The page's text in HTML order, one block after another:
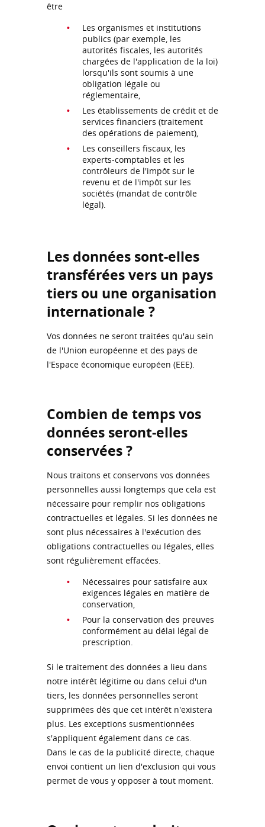
être
Les organismes et institutions
publics (par exemple, les
autorités fiscales, les autorités
chargées de l'application de la loi)
lorsqu'ils sont soumis à une
obligation légale ou
réglementaire,
Les établissements de crédit et de
services financiers (traitement
des opérations de paiement),
Les conseillers fiscaux, les
experts-comptables et les
contrôleurs de l'impôt sur le
revenu et de l'impôt sur les
sociétés (mandat de contrôle
légal).
Les données sont-elles
transférées vers un pays
tiers ou une organisation
internationale ?
Vos données ne seront traitées qu'au sein
de l'Union européenne et des pays de
l'Espace économique européen (EEE).
Combien de temps vos
données seront-elles
conservées ?
Nous traitons et conservons vos données
personnelles aussi longtemps que cela est
nécessaire pour remplir nos obligations
contractuelles et légales. Si les données ne
sont plus nécessaires à l'exécution des
obligations contractuelles ou légales, elles
sont régulièrement effacées.
Nécessaires pour satisfaire aux
exigences légales en matière de
conservation,
Pour la conservation des preuves
conformément au délai légal de
prescription.
Si le traitement des données a lieu dans
notre intérêt légitime ou dans celui d'un
tiers, les données personnelles seront
supprimées dès que cet intérêt n'existera
plus. Les exceptions susmentionnées
s'appliquent également dans ce cas.
Dans le cas de la publicité directe, chaque
envoi contient un lien d'exclusion qui vous
permet de vous y opposer à tout moment.